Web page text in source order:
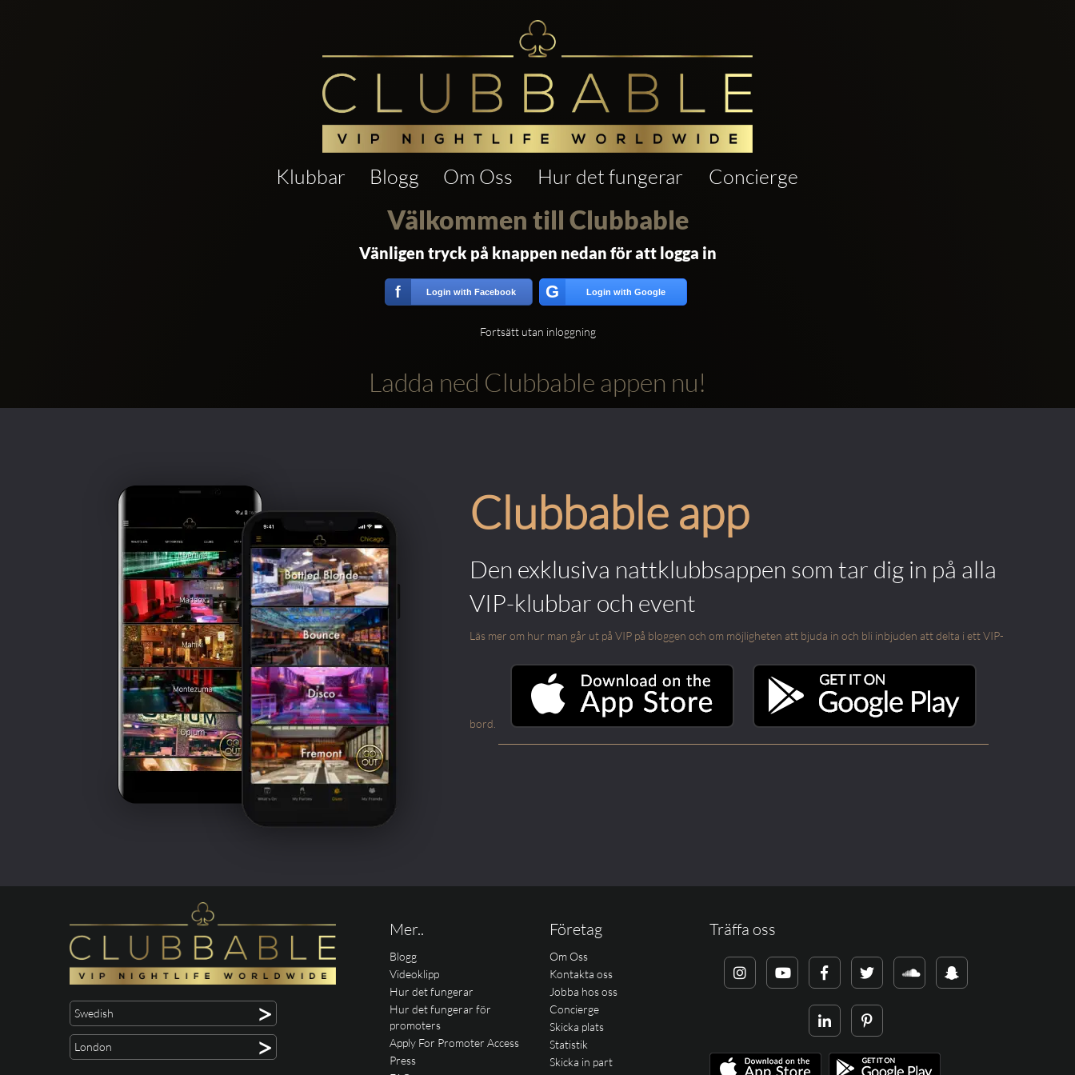
Klubbar Blogg Om Oss Hur det fungerar Concierge
Välkommen till Clubbable
Vänligen tryck på knappen nedan för att logga in
f Login with Facebook G Login with Google
Fortsätt utan inloggning
Ladda ned Clubbable appen nu!
Clubbable app
Den exklusiva nattklubbsappen som tar dig in på alla
VIP-klubbar och event
Läs mer om hur man går ut på VIP på bloggen och om möjligheten att bjuda in och bli inbjuden att delta i ett VIP-
bord.
Swedish >
London >
Mer..
Blogg
Videoklipp
Hur det fungerar
Hur det fungerar för
promoters
Apply For Promoter Access
Press
Företag
Om Oss
Kontakta oss
Jobba hos oss
Concierge
Skicka plats
Statistik
Skicka in part
Träffa oss